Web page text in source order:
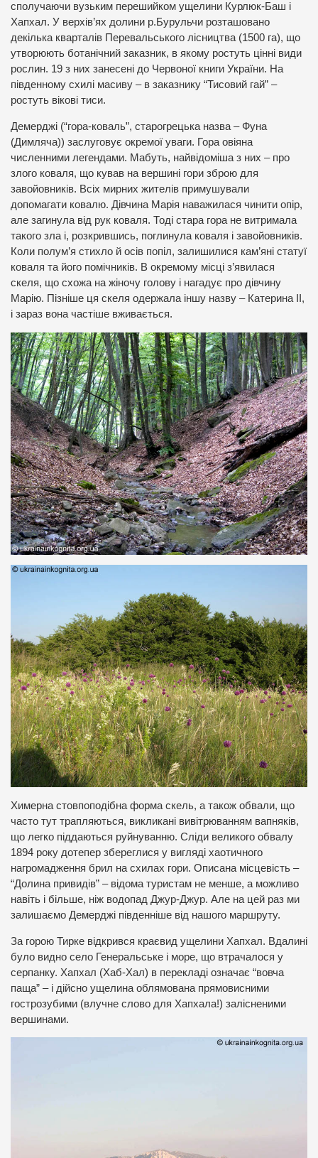
сполучаючи вузьким перешийком ущелини Курлюк-Баш і
Хапхал. У верхів’ях долини р.Бурульчи розташовано
декілька кварталів Перевальського лісництва (1500 га), що
утворюють ботанічний заказник, в якому ростуть цінні види
рослин. 19 з них занесені до Червоної книги України. На
південному схилі масиву – в заказнику “Тисовий гай” –
ростуть вікові тиси.
Демерджі (“гора-коваль”, старогрецька назва – Фуна
(Димляча)) заслуговує окремої уваги. Гора овіяна
численними легендами. Мабуть, найвідоміша з них – про
злого коваля, що кував на вершині гори зброю для
завойовників. Всіх мирних жителів примушували
допомагати ковалю. Дівчина Марія наважилася чинити опір,
але загинула від рук коваля. Тоді стара гора не витримала
такого зла і, розкрившись, поглинула коваля і завойовників.
Коли полум’я стихло й осів попіл, залишилися кам’яні статуї
коваля та його помічників. В окремому місці з’явилася
скеля, що схожа на жіночу голову і нагадує про дівчину
Марію. Пізніше ця скеля одержала іншу назву – Катерина ІІ,
і зараз вона частіше вживається.
Химерна стовпоподібна форма скель, а також обвали, що
часто тут трапляються, викликані вивітрюванням вапняків,
що легко піддаються руйнуванню. Сліди великого обвалу
1894 року дотепер збереглися у вигляді хаотичного
нагромадження брил на схилах гори. Описана місцевість –
“Долина привидів” – відома туристам не менше, а можливо
навіть і більше, ніж водопад Джур-Джур. Але на цей раз ми
залишаємо Демерджі південніше від нашого маршруту.
За горою Тирке відкрився краєвид ущелини Хапхал. Вдалині
було видно село Генеральське і море, що втрачалося у
серпанку. Хапхал (Хаб-Хал) в перекладі означає “вовча
паща” – і дійсно ущелина облямована прямовисними
гострозубими (влучне слово для Хапхала!) залісненими
вершинами.